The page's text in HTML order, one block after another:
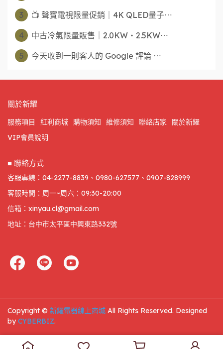
3 📺 聲寶電視限量促銷｜4K QLED量子⋯
4 中古冷氣限量販售｜2.0KW・2.5KW⋯
5 今天收到一則客人的 Google 評論 ⋯
關於新耀
服務項目 紅利商城 購物須知 維修須知 聯絡店家
關於新耀
VIP會員說明
■ 聯絡方式
客服專線：04-2277-8839、0980-627577、0907-828999
客服時間：周一~周六：09:30-20:00
信箱：xinyau.cl@gmail.com
地址：台中市太平區中興東路332號
Copyright © 新耀電器線上商城 All Rights Reserved. Designed
byCYBERBIZ.